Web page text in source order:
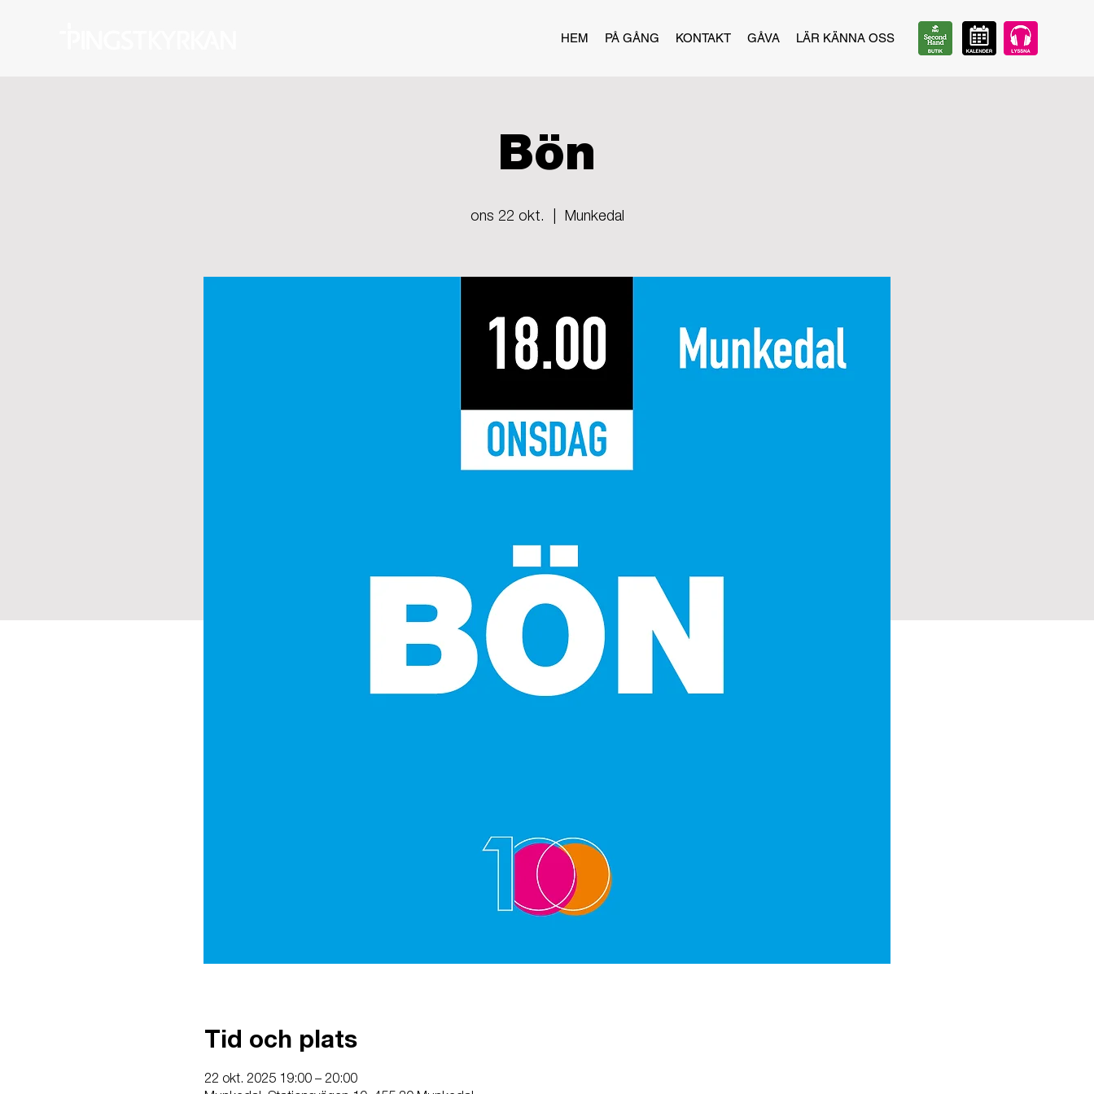
HEM PÅ GÅNG KONTAKT GÅVA LÄR KÄNNA OSS
Bön
ons 22 okt. Munkedal
Tid och plats
22 okt. 2025 19:00 – 20:00